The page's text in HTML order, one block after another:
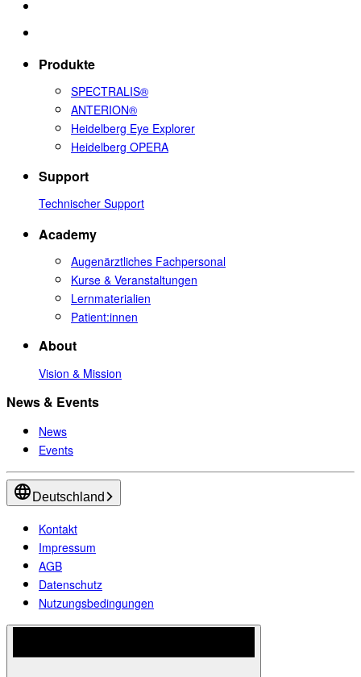
Produkte
SPECTRALIS®
ANTERION®
Heidelberg Eye Explorer
Heidelberg OPERA
Support
Technischer Support
Academy
Augenärztliches Fachpersonal
Kurse & Veranstaltungen
Lernmaterialien
Patient:innen
About
Vision & Mission
News & Events
News
Events
Deutschland
Kontakt
Impressum
AGB
Datenschutz
Nutzungsbedingungen